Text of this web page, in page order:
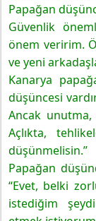
Papağan
Güvenlik
önem veririm.
ve yeni
Kanarya
düşüncesi
Ancak
Açlıkta,
düşünmelisin.”
Papağan
“Evet, belki
istediğim